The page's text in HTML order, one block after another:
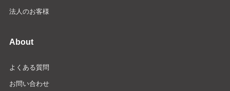
法人のお客様
About
よくある質問
お問い合わせ